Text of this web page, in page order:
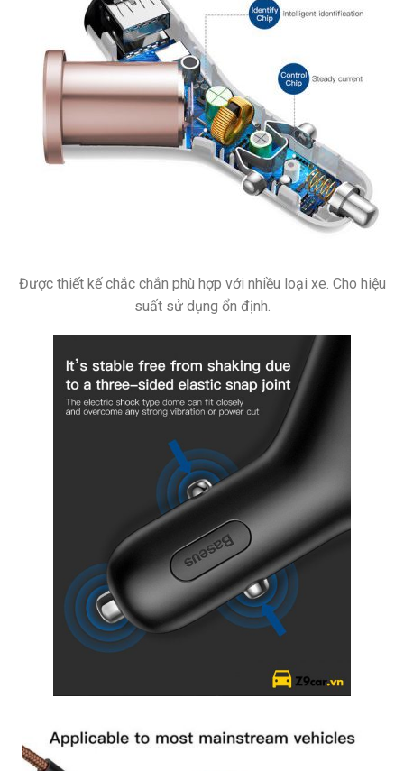
Được thiết kế chắc chắn phù hợp với nhiều loại xe. Cho hiệu
suất sử dụng ổn định.